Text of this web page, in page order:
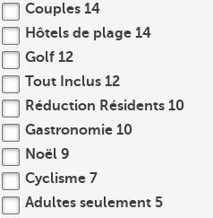
Couples 14
Hôtels de plage 14
Golf 12
Tout Inclus 12
Réduction Résidents 10
Gastronomie 10
Noël 9
Cyclisme 7
Adultes seulement 5